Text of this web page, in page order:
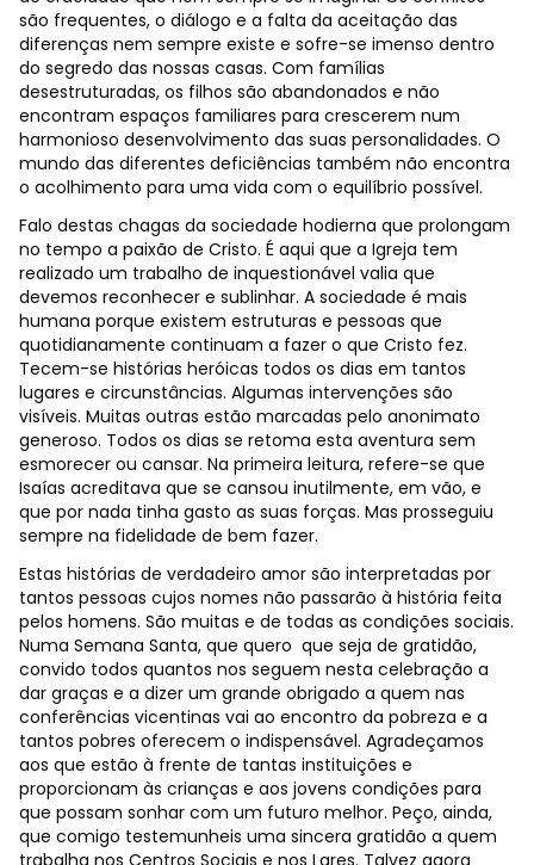
são frequentes, o diálogo e a falta da aceitação das
diferenças nem sempre existe e sofre-se imenso dentro
do segredo das nossas casas. Com famílias
desestruturadas, os filhos são abandonados e não
encontram espaços familiares para crescerem num
harmonioso desenvolvimento das suas personalidades. O
mundo das diferentes deficiências também não encontra
o acolhimento para uma vida com o equilíbrio possível.
Falo destas chagas da sociedade hodierna que prolongam
no tempo a paixão de Cristo. É aqui que a Igreja tem
realizado um trabalho de inquestionável valia que
devemos reconhecer e sublinhar. A sociedade é mais
humana porque existem estruturas e pessoas que
quotidianamente continuam a fazer o que Cristo fez.
Tecem-se histórias heróicas todos os dias em tantos
lugares e circunstâncias. Algumas intervenções são
visíveis. Muitas outras estão marcadas pelo anonimato
generoso. Todos os dias se retoma esta aventura sem
esmorecer ou cansar. Na primeira leitura, refere-se que
Isaías acreditava que se cansou inutilmente, em vão, e
que por nada tinha gasto as suas forças. Mas prosseguiu
sempre na fidelidade de bem fazer.
Estas histórias de verdadeiro amor são interpretadas por
tantos pessoas cujos nomes não passarão à história feita
pelos homens. São muitas e de todas as condições sociais.
Numa Semana Santa, que quero que seja de gratidão,
convido todos quantos nos seguem nesta celebração a
dar graças e a dizer um grande obrigado a quem nas
conferências vicentinas vai ao encontro da pobreza e a
tantos pobres oferecem o indispensável. Agradeçamos
aos que estão à frente de tantas instituições e
proporcionam às crianças e aos jovens condições para
que possam sonhar com um futuro melhor. Peço, ainda,
que comigo testemunheis uma sincera gratidão a quem
trabalha nos Centros Sociais e nos Lares. Talvez agora